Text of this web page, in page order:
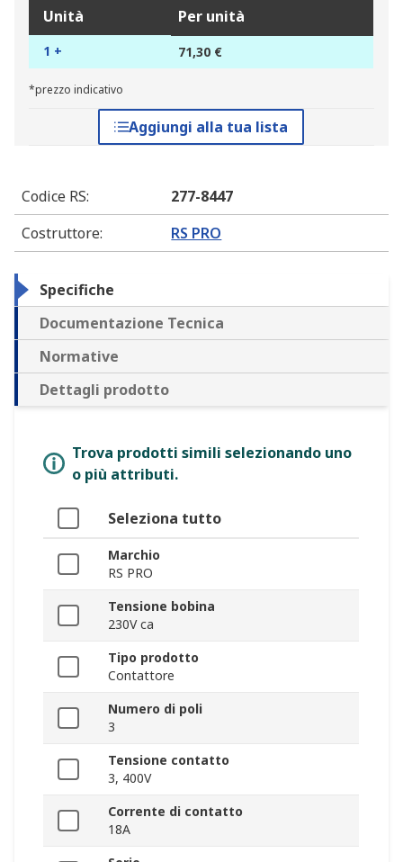
Unità Per unità
1 + 71,30 €
*prezzo indicativo
Aggiungi alla tua lista
Codice RS:
277-8447
Costruttore: RS PRO
Specifiche
Documentazione Tecnica
Normative
Dettagli prodotto
Trova prodotti simili selezionando uno
o più attributi.
Seleziona tutto
Marchio
RS PRO
Tensione bobina
230V ca
Tipo prodotto
Contattore
Numero di poli
3
Tensione contatto
3, 400V
Corrente di contatto
18A